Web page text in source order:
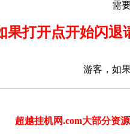
需
果打开点开始闪退
游客，如
超越挂机网.com大部分资